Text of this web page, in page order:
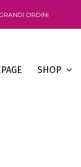
ORDINI
SHOP